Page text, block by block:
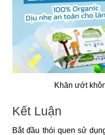
Khăn ướt
Kết Luận
Bắt đầu thói quen sử